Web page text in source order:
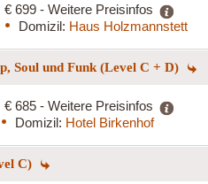
€ 699 - Weitere Preisinfos
Domizil: Haus Holzmannstett
Soul und Funk (Level C + D)
€ 685 - Weitere Preisinfos
Domizil: Hotel Birkenhof
C)